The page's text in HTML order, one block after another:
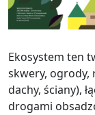
Ekosystem ten
skwery, ogrody,
dachy, ściany),
drogami